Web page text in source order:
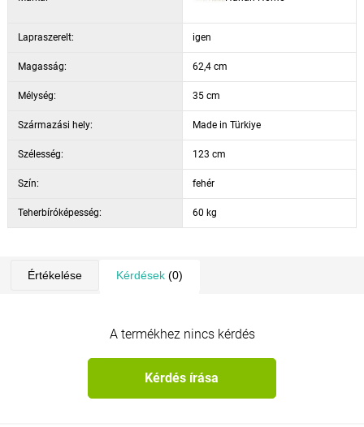
Lapraszerelt: igen
Magasság: 62,4 cm
Mélység: 35 cm
Származási hely: Made in Türkiye
Szélesség: 123 cm
Szín: fehér
Teherbíróképesség: 60 kg
Értékelése Kérdések(0)
A termékhez nincs kérdés
Kérdés írása